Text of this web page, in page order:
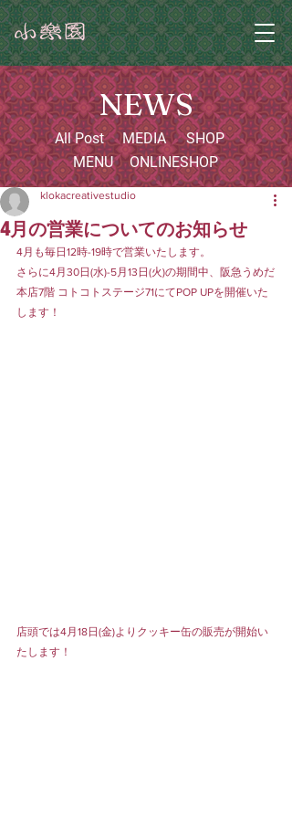
NEWS
All Post
MENU
MEDIA
SHOP
ONLINESHOP
4月の営業についてのお知らせ
klokacreativestudio
4月も毎日12時-19時で営業いたします。
さらに4月30日(水)-5月13日(火)の期間中、阪急うめだ
本店7階 コトコトステージ71にてPOP UPを開催いた
します！
店頭では4月18日(金)よりクッキー缶の販売が開始い
たします！